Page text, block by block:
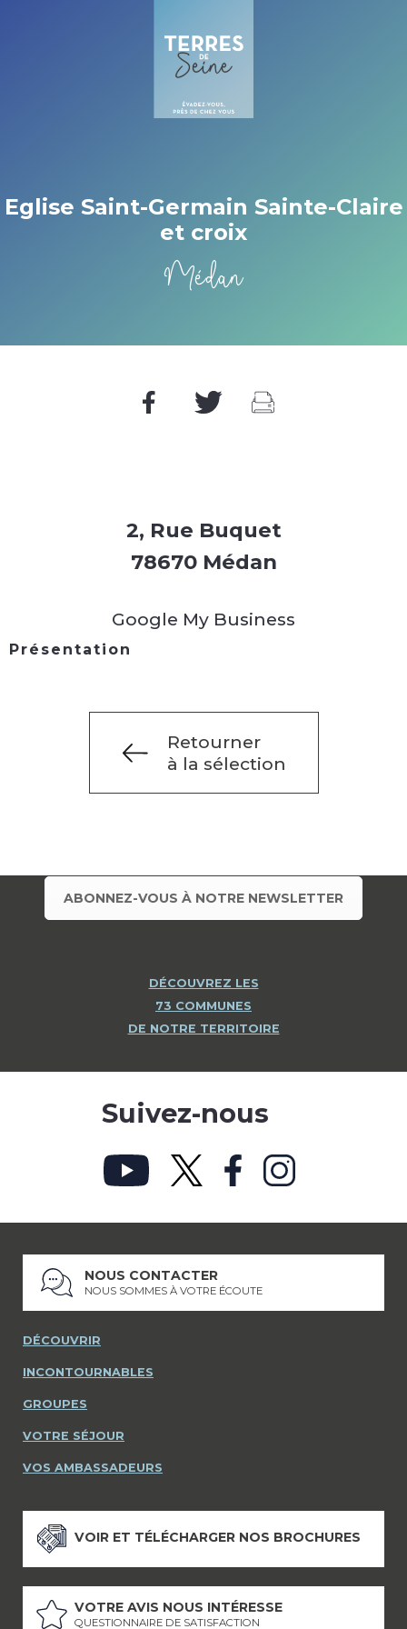
Eglise Saint-Germain Sainte-Claire
et croix
Médan
2, Rue Buquet
78670 Médan
Google My Business
Présentation
Retourner
à la sélection
ABONNEZ-VOUS À NOTRE NEWSLETTER
DÉCOUVREZ LES
73 COMMUNES
DE NOTRE TERRITOIRE
Suivez-nous
NOUS CONTACTER
NOUS SOMMES À VOTRE ÉCOUTE
DÉCOUVRIR
INCONTOURNABLES
GROUPES
VOTRE SÉJOUR
VOS AMBASSADEURS
VOIR ET TÉLÉCHARGER NOS BROCHURES
VOTRE AVIS NOUS INTÉRESSE
QUESTIONNAIRE DE SATISFACTION